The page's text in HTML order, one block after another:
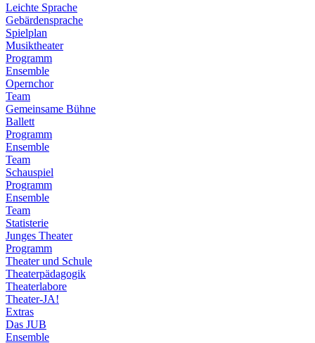
Leichte Sprache
Gebärdensprache
Spielplan
Musiktheater
Programm
Ensemble
Opernchor
Team
Gemeinsame Bühne
Ballett
Programm
Ensemble
Team
Schauspiel
Programm
Ensemble
Team
Statisterie
Junges Theater
Programm
Theater und Schule
Theaterpädagogik
Theaterlabore
Theater-JA!
Extras
Das JUB
Ensemble